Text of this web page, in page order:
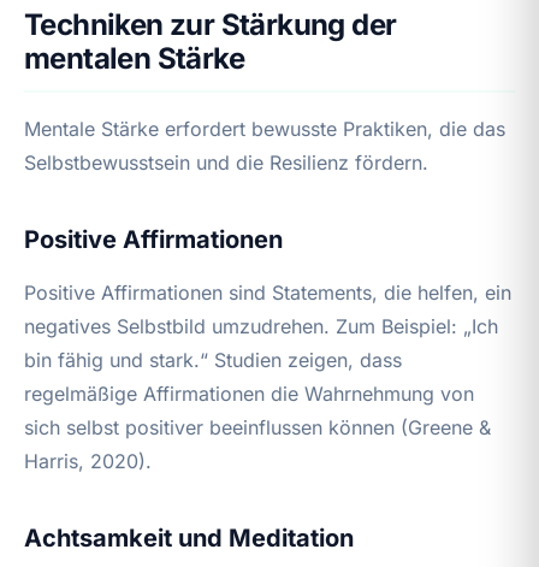
Techniken zur Stärkung der
mentalen Stärke
Mentale Stärke erfordert bewusste Praktiken, die das
Selbstbewusstsein und die Resilienz fördern.
Positive Affirmationen
Positive Affirmationen sind Statements, die helfen, ein
negatives Selbstbild umzudrehen. Zum Beispiel: „Ich
bin fähig und stark.“ Studien zeigen, dass
regelmäßige Affirmationen die Wahrnehmung von
sich selbst positiver beeinflussen können (Greene &
Harris, 2020).
Achtsamkeit und Meditation